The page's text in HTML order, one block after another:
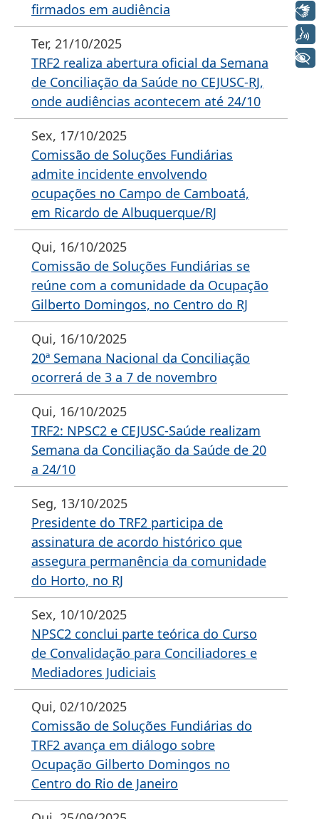
firmados em audiência
Ter, 21/10/2025
TRF2 realiza abertura oficial da Semana
de Conciliação da Saúde no CEJUSC-RJ,
onde audiências acontecem até 24/10
Sex, 17/10/2025
Comissão de Soluções Fundiárias
admite incidente envolvendo
ocupações no Campo de Camboatá,
em Ricardo de Albuquerque/RJ
Qui, 16/10/2025
Comissão de Soluções Fundiárias se
reúne com a comunidade da Ocupação
Gilberto Domingos, no Centro do RJ
Qui, 16/10/2025
20ª Semana Nacional da Conciliação
ocorrerá de 3 a 7 de novembro
Qui, 16/10/2025
TRF2: NPSC2 e CEJUSC-Saúde realizam
Semana da Conciliação da Saúde de 20
a 24/10
Seg, 13/10/2025
Presidente do TRF2 participa de
assinatura de acordo histórico que
assegura permanência da comunidade
do Horto, no RJ
Sex, 10/10/2025
NPSC2 conclui parte teórica do Curso
de Convalidação para Conciliadores e
Mediadores Judiciais
Qui, 02/10/2025
Comissão de Soluções Fundiárias do
TRF2 avança em diálogo sobre
Ocupação Gilberto Domingos no
Centro do Rio de Janeiro
+ Acessibilidade